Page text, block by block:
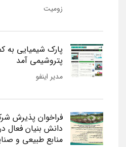
زومیت
پارک شیمیایی به
پتروشیمی آمد
مدیر اینفو
فراخوان پذیرش
دانش بنیان فعال
منابع طبیعی و